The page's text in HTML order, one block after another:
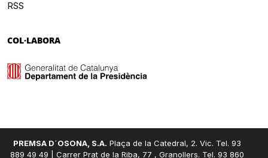
RSS
COL·LABORA
PREMSA D´OSONA, S.A. Plaça de la Catedral, 2. Vic. Tel. 93
889 49 49 | Carrer Prat de la Riba, 77 , Granollers. Tel. 93 860